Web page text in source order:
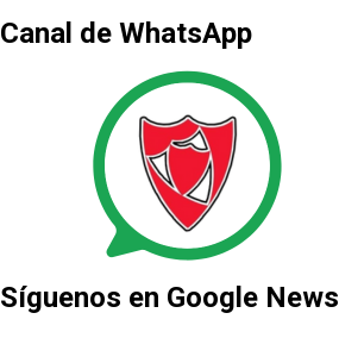
Canal de WhatsApp
Síguenos en Google News